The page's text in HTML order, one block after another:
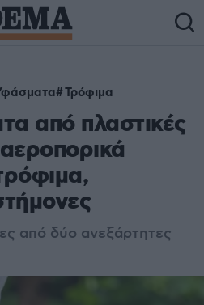
Τρόφιμα
από πλαστικές
από δύο ανεξάρτητες